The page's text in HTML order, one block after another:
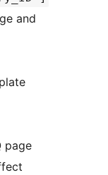
and
page